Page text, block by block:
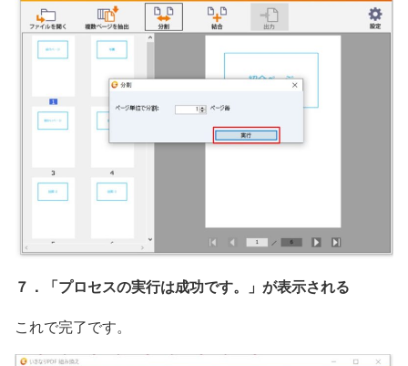
７．「プロセスの実行は成功です。」が表示される
これで完了です。